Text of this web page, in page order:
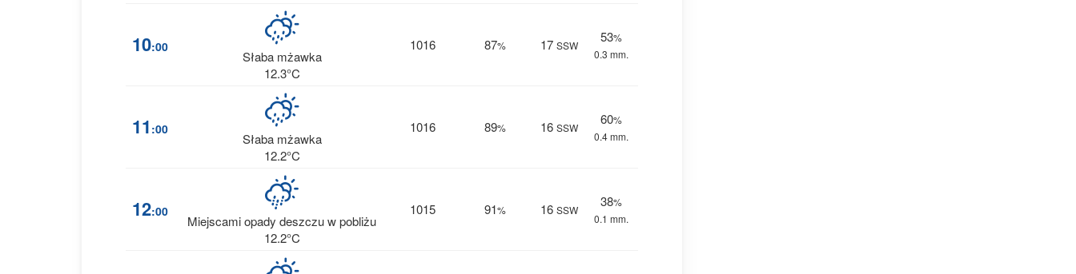
10:00
Słaba mżawka
12.3°C
1016 87% 17 SSW
53%
0.3 mm.
11 :00
Słaba mżawka
12.2°C
1016 89% 16 SSW
60%
0.4 mm.
12:00
Miejscami opady deszczu w pobliżu
12.2°C
1015 91% 16 SSW
38%
0.1 mm.